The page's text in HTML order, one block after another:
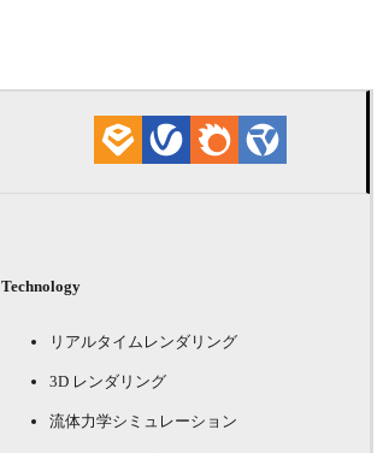
Technology
リアルタイムレンダリング
3D レンダリング
流体力学シミュレーション